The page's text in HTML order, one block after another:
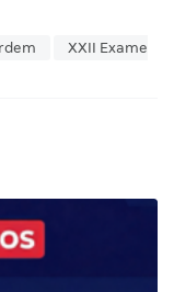
XXII Exame